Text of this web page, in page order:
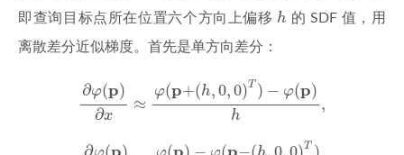
即查询目标点所在位置六个方向上偏移 h
h
的 SDF 值，用
离散差分近似梯度。首先是单方向差分：
∂φ(p)
∂x
≈
φ(p+(h,0,0)T ) − φ(p)
h
,
∂φ ( φ ( T)− h
T
φ ( φ p p 0 h